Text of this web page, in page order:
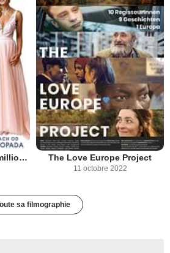
Jeune femme cherche millionnaire The Love Europe Project
11 octobre 2022
sa filmographie